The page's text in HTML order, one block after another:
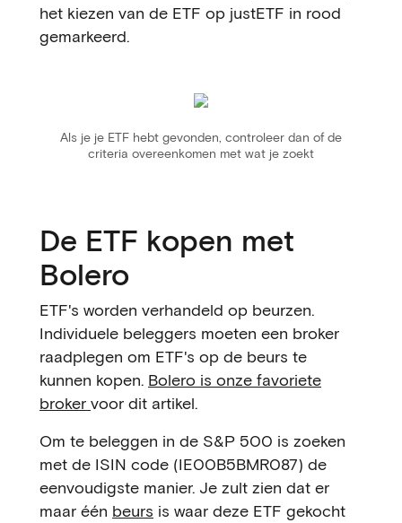
het kiezen van de ETF op justETF in rood
gemarkeerd.
Als je je ETF hebt gevonden, controleer dan of de
criteria overeenkomen met wat je zoekt
De ETF kopen met
Bolero
ETF's worden verhandeld op beurzen.
Individuele beleggers moeten een broker
raadplegen om ETF's op de beurs te
kunnen kopen. Bolero is onze favoriete
broker voor dit artikel.
Om te beleggen in de S&P 500 is zoeken
met de ISIN code (IE00B5BMR087) de
eenvoudigste manier. Je zult zien dat er
maar één beurs is waar deze ETF gekocht